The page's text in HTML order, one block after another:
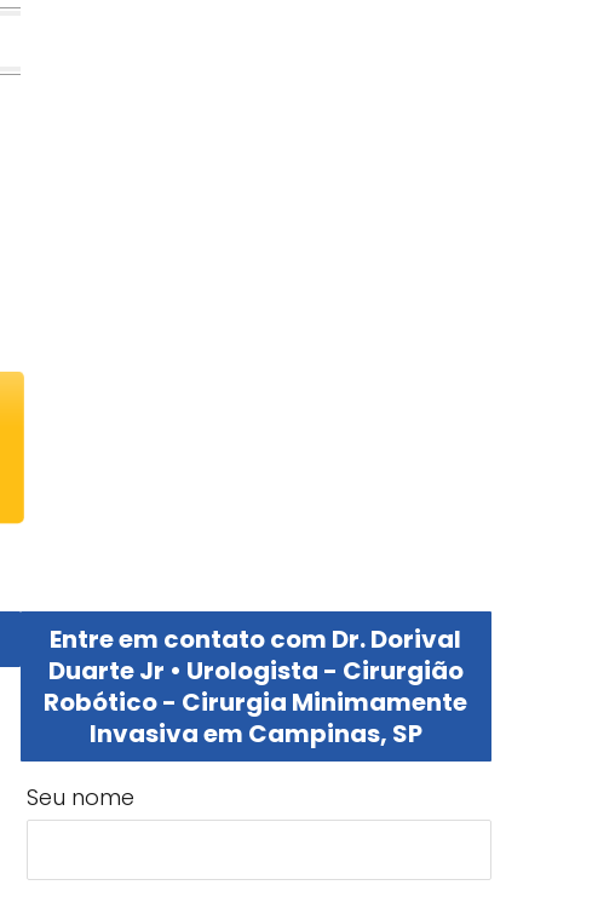
Entre em contato com Dr. Dorival
Duarte Jr • Urologista - Cirurgião
Robótico - Cirurgia Minimamente
Invasiva em Campinas, SP
Seu nome